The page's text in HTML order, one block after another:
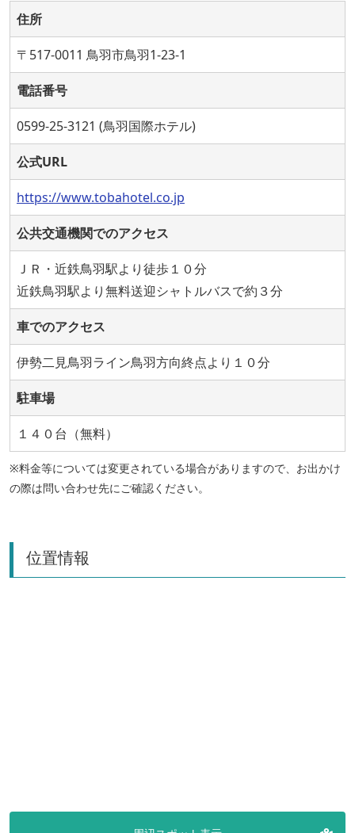
住所
〒517-0011 鳥羽市鳥羽1-23-1
電話番号
0599-25-3121 (鳥羽国際ホテル)
公式URL
https://www.tobahotel.co.jp
公共交通機関でのアクセス
ＪＲ・近鉄鳥羽駅より徒歩１０分
近鉄鳥羽駅より無料送迎シャトルバスで約３分
車でのアクセス
伊勢二見鳥羽ライン鳥羽方向終点より１０分
駐車場
１４０台（無料）
※料金等については変更されている場合がありますので、お出かけ
の際は問い合わせ先にご確認ください。
位置情報